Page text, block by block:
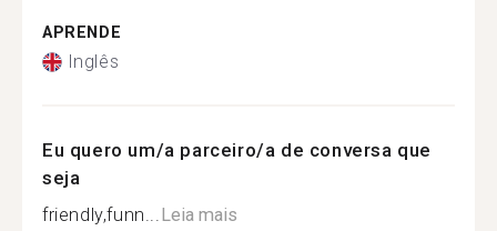
APRENDE
Inglês
Eu quero um/a parceiro/a de conversa que
seja
friendly,funn...Leia mais